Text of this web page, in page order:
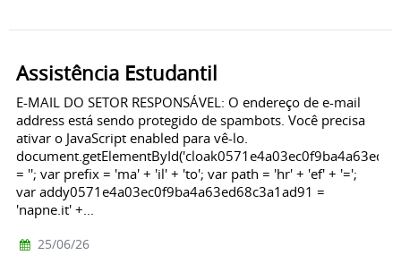
Assistência Estudantil
E-MAIL DO SETOR RESPONSÁVEL: O endereço de e-mail
address está sendo protegido de spambots. Você precisa
ativar o JavaScript enabled para vê-lo.
= ''; var prefix = 'ma' + 'il' + 'to'; var path = 'hr' + 'ef' + '=';
var addy0571e4a03ec0f9ba4a63ed68c3a1ad91 =
'napne.it' +...
25/06/26